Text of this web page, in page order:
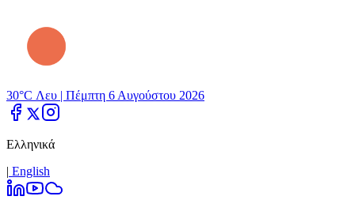
30°C Λευ | Πέμπτη 6 Αυγούστου 2026
Ελληνικά
| Εnglish